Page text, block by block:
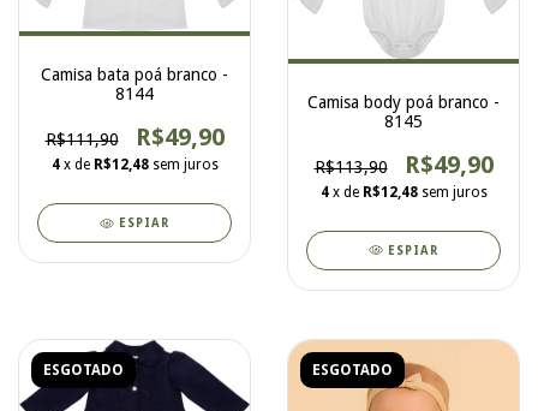
Camisa bata poá branco -
8144
R$111,90 R$49,90
4 x de R$12,48 sem juros
ESPIAR
Camisa body poá branco -
8145
R$113,90 R$49,90
4 x de R$12,48 sem juros
ESPIAR
ESGOTADO ESGOTADO